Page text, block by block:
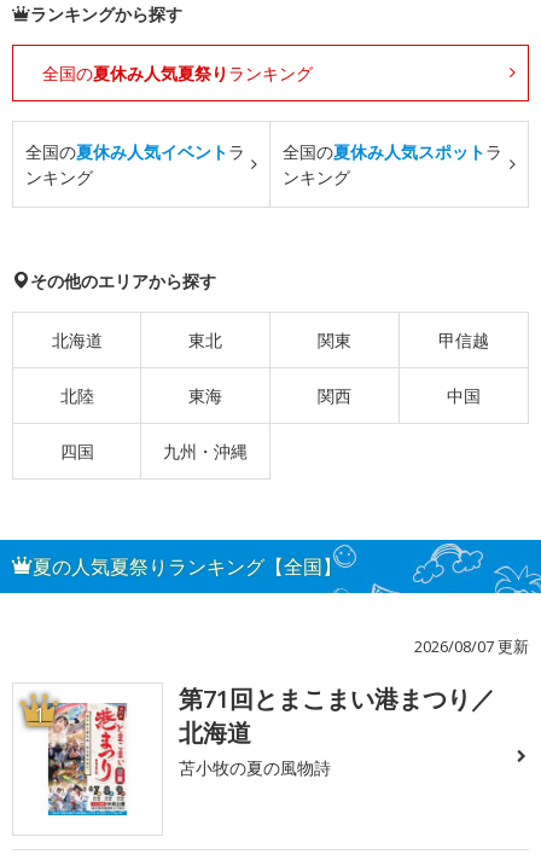
ランキングから探す
全国の夏休み人気夏祭り ランキング
全国の夏休み人気イベントラ
ンキング
全国の夏休み人気スポットラ
ンキング
その他のエリアから探す
北海道 東北 関東 甲信越
北陸 東海 関西 中国
四国 九州・沖縄
夏の人気夏祭りランキング【全国】
2026/08/07 更新
1
第71回とまこまい港まつり／
北海道
苫小牧の夏の風物詩